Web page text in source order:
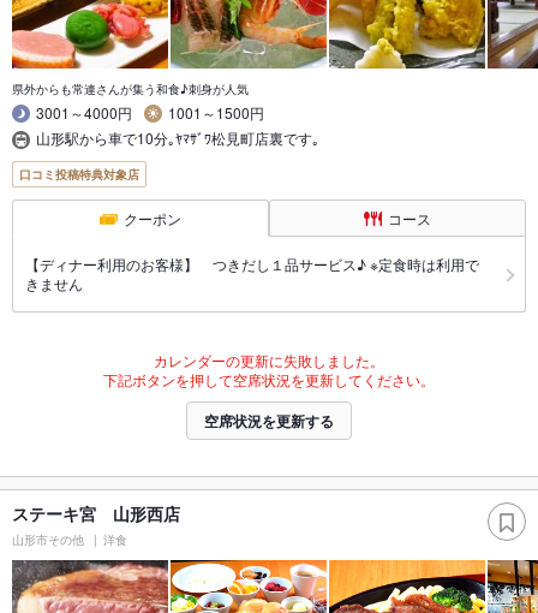
県外からも常連さんが集う和食♪刺身が人気
3001～4000円
1001～1500円
山形駅から車で10分｡ﾔﾏｻﾞﾜ松見町店裏です｡
口コミ投稿特典対象店
クーポン コース
【ディナー利用のお客様】 つきだし１品サービス♪ ※定食時は利用で
きません
カレンダーの更新に失敗しました。
下記ボタンを押して空席状況を更新してください。
空席状況を更新する
ステーキ宮 山形西店
山形市その他 洋食